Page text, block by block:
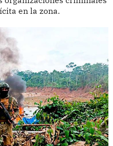
en la zona.